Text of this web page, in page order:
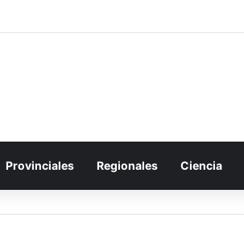
Provinciales Regionales Ciencia